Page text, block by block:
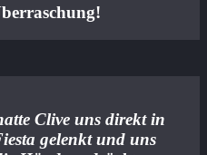
Clive uns direkt in
gelenkt und uns